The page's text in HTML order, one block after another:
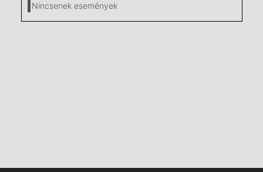
Nincsenek események